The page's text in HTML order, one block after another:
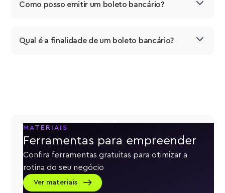
Como posso emitir um boleto bancário?
Qual é a finalidade de um boleto bancário?
MATERIAIS
Ferramentas para empreender
Confira ferramentas gratuitas para otimizar a
rotina do seu negócio
Ver materiais